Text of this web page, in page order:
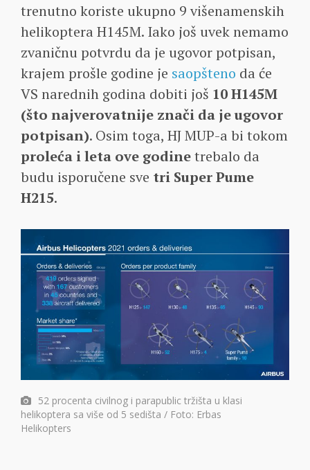
trenutno koriste ukupno 9 višenamenskih
helikoptera H145M. Iako još uvek nemamo
zvaničnu potvrdu da je ugovor potpisan,
krajem prošle godine je saopšteno da će
VS narednih godina dobiti još 10 H145M
(što najverovatnije znači da je ugovor
potpisan). Osim toga, HJ MUP-a bi tokom
proleća i leta ove godinetrebalo da
budu isporučene sve tri Super Pume
H215.
52 procenta civilnog i parapublic tržišta u klasi
helikoptera sa više od 5 sedišta / Foto: Erbas
Helikopters